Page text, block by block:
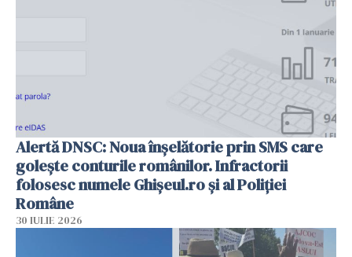
Alertă DNSC: Noua înșelătorie prin SMS care
golește conturile românilor. Infractorii
folosesc numele Ghișeul.ro și al Poliției
Române
30 IULIE 2026